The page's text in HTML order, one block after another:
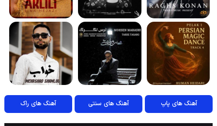
آهنگ های پاپ آهنگ های سنتی آهنگ های راک